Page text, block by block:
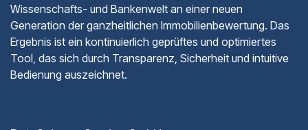
Wissenschafts- und Bankenwelt an einer neuen
Generation der ganzheitlichen Immobilienbewertung. Das
Ergebnis ist ein kontinuierlich geprüftes und optimiertes
Tool, das sich durch Transparenz, Sicherheit und intuitive
Bedienung auszeichnet.